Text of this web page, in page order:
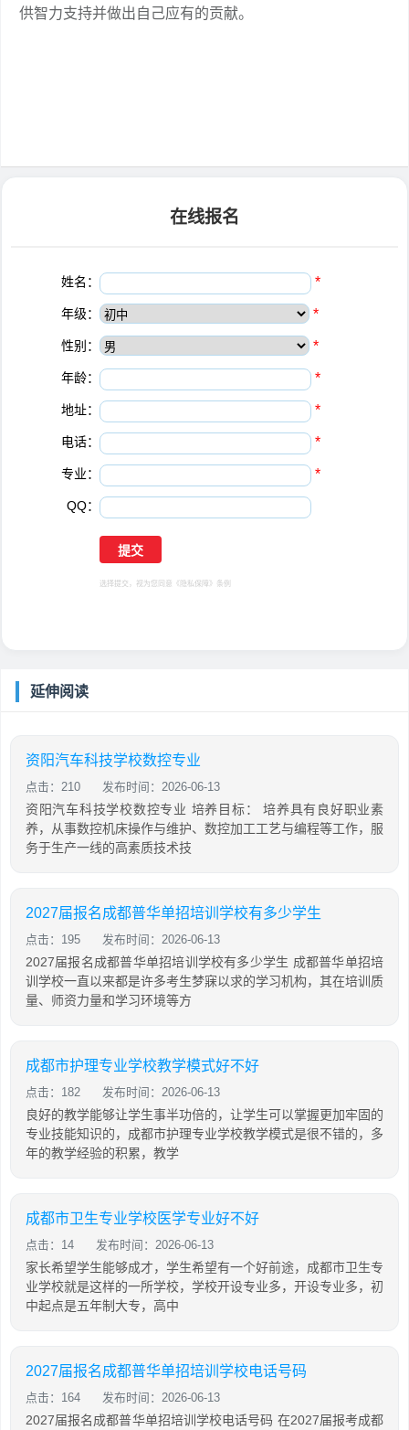
供智力支持并做出自己应有的贡献。
在线报名
姓名： *
年级： *
性别： *
年龄： *
地址： *
电话： *
专业： *
QQ：
选择提交，视为您同意 《隐私保障》 条例
延伸阅读
资阳汽车科技学校数控专业
点击：210 发布时间：2026-06-13
资阳汽车科技学校数控专业 培养目标： 培养具有良好职业素
养，从事数控机床操作与维护、数控加工工艺与编程等工作，服
务于生产一线的高素质技术技
2027届报名成都普华单招培训学校有多少学生
点击：195 发布时间：2026-06-13
2027届报名成都普华单招培训学校有多少学生 成都普华单招培
训学校一直以来都是许多考生梦寐以求的学习机构，其在培训质
量、师资力量和学习环境等方
成都市护理专业学校教学模式好不好
点击：182 发布时间：2026-06-13
良好的教学能够让学生事半功倍的，让学生可以掌握更加牢固的
专业技能知识的，成都市护理专业学校教学模式是很不错的，多
年的教学经验的积累，教学
成都市卫生专业学校医学专业好不好
点击：14 发布时间：2026-06-13
家长希望学生能够成才，学生希望有一个好前途，成都市卫生专
业学校就是这样的一所学校，学校开设专业多，开设专业多，初
中起点是五年制大专，高中
2027届报名成都普华单招培训学校电话号码
点击：164 发布时间：2026-06-13
2027届报名成都普华单招培训学校电话号码 在2027届报考成都